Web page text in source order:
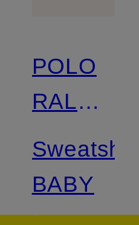
POLO
RALPH
LAUREN
BABY